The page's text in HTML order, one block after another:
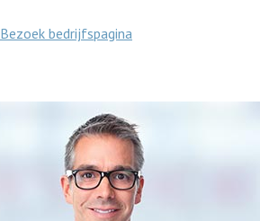
Bezoek bedrijfspagina